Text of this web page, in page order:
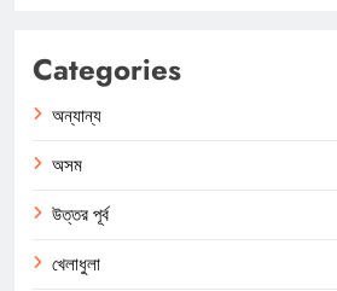
Categories
অন্যান্য
অসম
উত্তর পূর্ব
খেলাধুলা